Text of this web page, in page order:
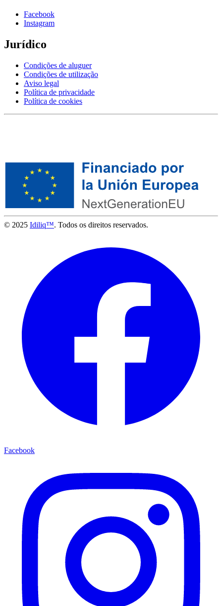
Facebook
Instagram
Jurídico
Condições de aluguer
Condições de utilização
Aviso legal
Política de privacidade
Política de cookies
© 2025 Idiliq™. Todos os direitos reservados.
Facebook